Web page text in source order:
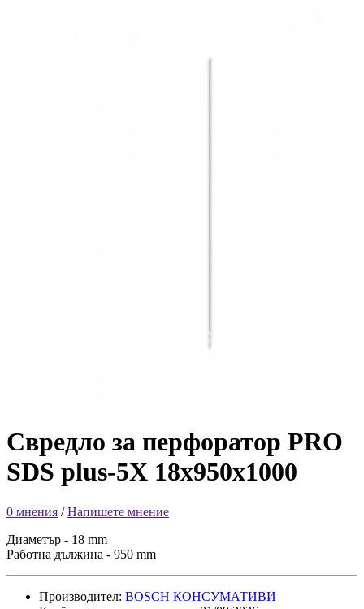
Свредло за перфоратор PRO
SDS plus-5X 18x950x1000
0 мнения /Напишете мнение
Диаметър - 18 mm
Работна дължина - 950 mm
Производител: BOSCH КОНСУМАТИВИ